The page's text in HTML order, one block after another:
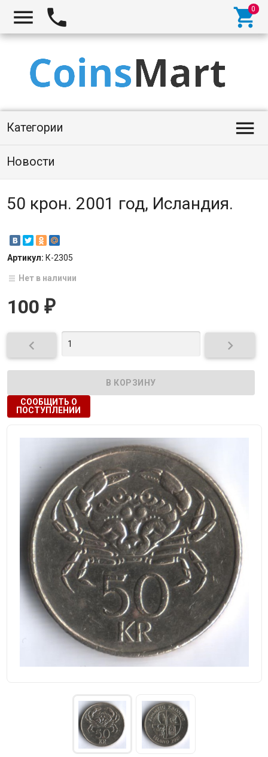
  
Категории 
Новости
50 крон. 2001 год, Исландия.
Артикул: К-2305
Нет в наличии
100 ₽
 
СООБЩИТЬ О
ПОСТУПЛЕНИИ